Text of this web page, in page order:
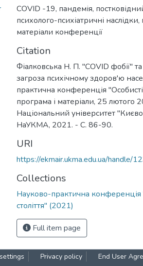
COVID -19, пандемія,
психолого-психіатричні наслідки,
матеріали конференції
Citation
Фіалковська Н. П. "COVID фобії"
загроза психічному здоров'ю
практична конференція
програма і матеріали, 25 лютого
Національний університет
НаУКМА, 2021. - С. 86-90.
URI
https://ekmair.ukma.edu.ua/handle/
Collections
Науково-практична конференція
століття" (2021)
Full item page
Privacy policy End User